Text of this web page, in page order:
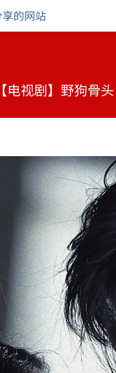
的网站
【电视剧】野狗骨